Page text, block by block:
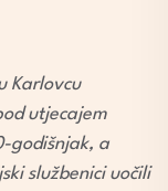
Karlovcu
utjecajem
godišnjak, a
službenici uočili